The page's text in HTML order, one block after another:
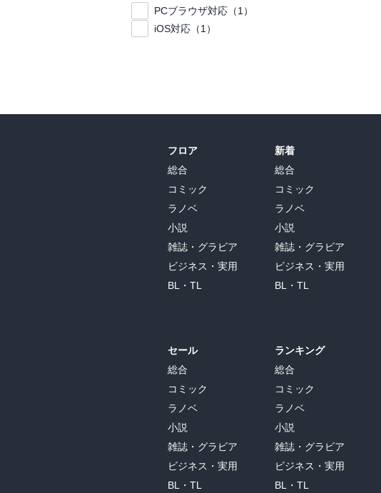
PCブラウザ対応（1）
iOS対応（1）
フロア
総合
コミック
ラノベ
小説
雑誌・グラビア
ビジネス・実用
BL・TL
セール
総合
コミック
ラノベ
小説
雑誌・グラビア
ビジネス・実用
BL・TL
新着
総合
コミック
ラノベ
小説
雑誌・グラビア
ビジネス・実用
BL・TL
ランキング
総合
コミック
ラノベ
小説
雑誌・グラビア
ビジネス・実用
BL・TL